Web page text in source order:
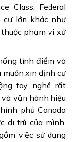
Class, Federal
cư lớn khác như
phạm vi xử
tính điểm và
muốn xin định cư
tay nghề rất
và vận hành hiệu
phủ Canada
di trú của mình.
việc sử dụng